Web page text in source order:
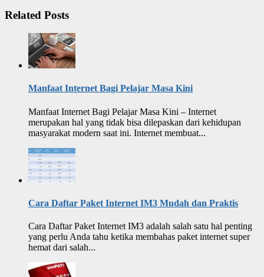
Related Posts
Manfaat Internet Bagi Pelajar Masa Kini
Manfaat Internet Bagi Pelajar Masa Kini – Internet
merupakan hal yang tidak bisa dilepaskan dari kehidupan
masyarakat modern saat ini. Internet membuat...
Cara Daftar Paket Internet IM3 Mudah dan Praktis
Cara Daftar Paket Internet IM3 adalah salah satu hal penting
yang perlu Anda tahu ketika membahas paket internet super
hemat dari salah...